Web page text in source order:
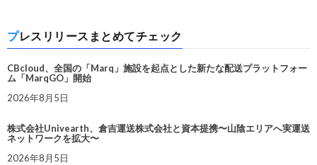
プレスリリースまとめてチェック
CBcloud、全国の「Marq」施設を起点とした新たな配送プラットフォー
ム「MarqGO」開始
2026年8月5日
株式会社Univearth、倉吉運送株式会社と資本提携〜山陰エリアへ実運送
ネットワークを拡大〜
2026年8月5日